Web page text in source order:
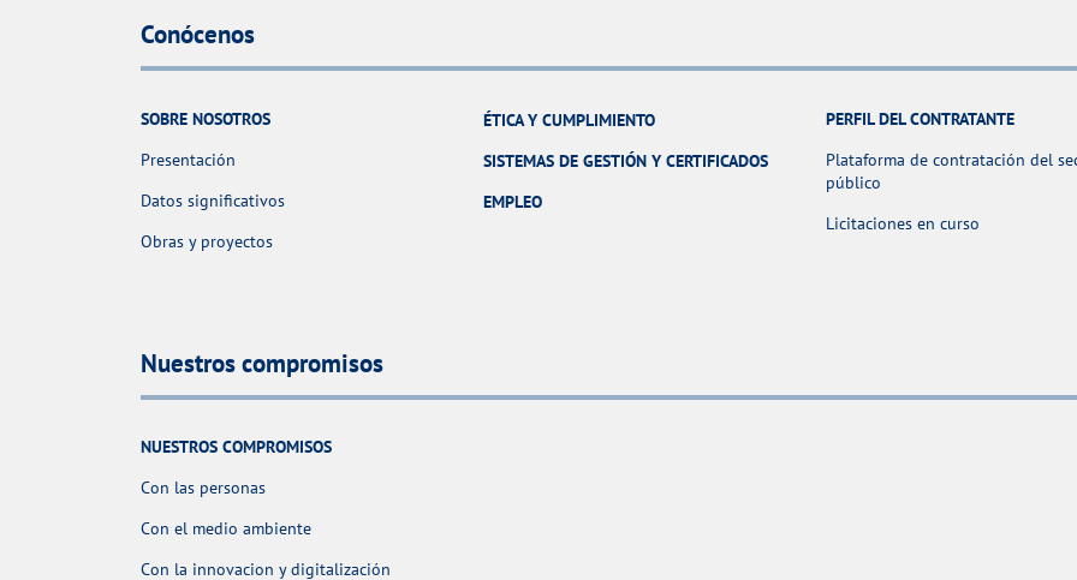
Conócenos
SOBRE NOSOTROS
Presentación
Datos significativos
Obras y proyectos
ÉTICA Y CUMPLIMIENTO
SISTEMAS DE GESTIÓN Y CERTIFICADOS
EMPLEO
PERFIL DEL CONTRATANTE
Plataforma de contratación del
público
Licitaciones en curso
Nuestros compromisos
NUESTROS COMPROMISOS
Con las personas
Con el medio ambiente
Con la innovacion y digitalización